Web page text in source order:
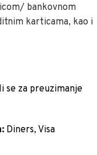
bankovnom
karticama, kao i
se za preuzimanje
Diners, Visa